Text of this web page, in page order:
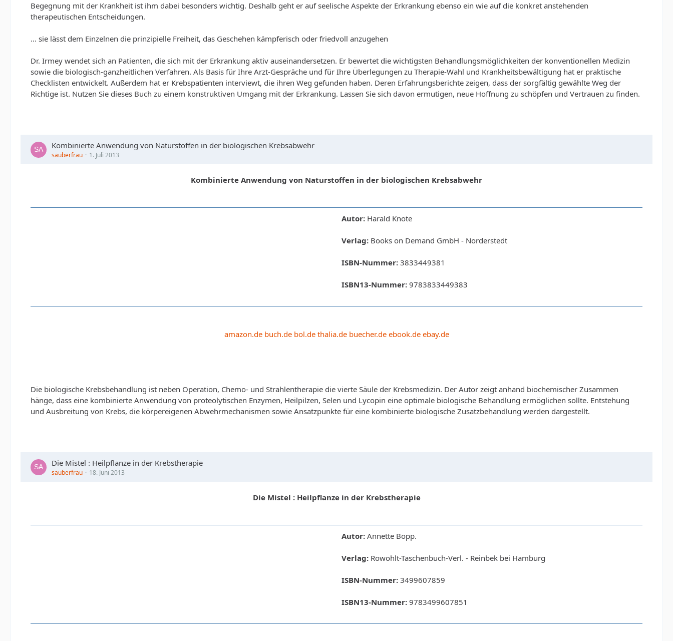
Begegnung mit der Krankheit ist ihm dabei besonders wichtig. Deshalb geht er auf seelische Aspekte der Erkrankung ebenso ein wie auf die konkret anstehenden
therapeutischen Entscheidungen.
... sie lässt dem Einzelnen die prinzipielle Freiheit, das Geschehen kämpferisch oder friedvoll anzugehen
Dr. Irmey wendet sich an Patienten, die sich mit der Erkrankung aktiv auseinandersetzen. Er bewertet die wichtigsten Behandlungsmöglichkeiten der konventionellen Medizin
sowie die biologisch-ganzheitlichen Verfahren. Als Basis für Ihre Arzt-Gespräche und für Ihre Überlegungen zu Therapie-Wahl und Krankheitsbewältigung hat er praktische
Checklisten entwickelt. Außerdem hat er Krebspatienten interviewt, die ihren Weg gefunden haben. Deren Erfahrungsberichte zeigen, dass der sorgfältig gewählte Weg der
Richtige ist. Nutzen Sie dieses Buch zu einem konstruktiven Umgang mit der Erkrankung. Lassen Sie sich davon ermutigen, neue Hoffnung zu schöpfen und Vertrauen zu finden.
Kombinierte Anwendung von Naturstoffen in der biologischen Krebsabwehr
sauberfrau 1. Juli 2013
Kombinierte Anwendung von Naturstoffen in der biologischen Krebsabwehr
Autor: Harald Knote
Verlag: Books on Demand GmbH - Norderstedt
ISBN-Nummer: 3833449381
ISBN13-Nummer: 9783833449383
amazon.de buch.de bol.de thalia.de buecher.de ebook.de ebay.de
Die biologische Krebsbehandlung ist neben Operation, Chemo- und Strahlentherapie die vierte Säule der Krebsmedizin. Der Autor zeigt anhand biochemischer Zusammen
hänge, dass eine kombinierte Anwendung von proteolytischen Enzymen, Heilpilzen, Selen und Lycopin eine optimale biologische Behandlung ermöglichen sollte. Entstehung
und Ausbreitung von Krebs, die körpereigenen Abwehrmechanismen sowie Ansatzpunkte für eine kombinierte biologische Zusatzbehandlung werden dargestellt.
Die Mistel : Heilpflanze in der Krebstherapie
sauberfrau 18. Juni 2013
Die Mistel : Heilpflanze in der Krebstherapie
Autor: Annette Bopp.
Verlag: Rowohlt-Taschenbuch-Verl. - Reinbek bei Hamburg
ISBN-Nummer: 3499607859
ISBN13-Nummer: 9783499607851